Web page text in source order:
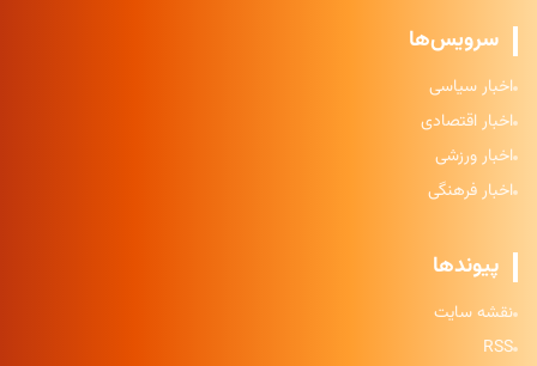
سرویس‌ها
اخبار سیاسی
اخبار اقتصادی
اخبار ورزشی
اخبار فرهنگی
پیوندها
نقشه سایت
RSS